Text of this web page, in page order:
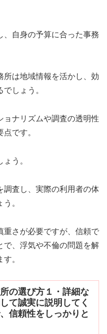
、自身の予算に合った事務
所は地域情報を活かし、効
しょう。
ョナリズムや調査の透明性
です。
う。
調査し、実際の利用者の体
。
重さが必要ですが、信頼で
で、浮気や不倫の問題を解
。
の選び方１・詳細な
て誠実に説明してく
信頼性をしっかりと